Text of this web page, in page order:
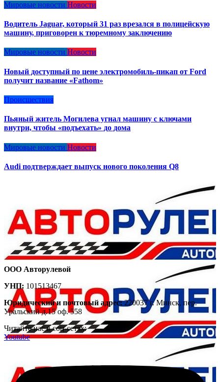
Мировые новости Новости
Водитель Jaguar, который 31 раз врезался в полицейскую
машину, приговорен к тюремному заключению
Мировые новости Новости
Новый доступный по цене электромобиль-пикап от Ford
получит название «Fathom»
Происшествия
Пьяный житель Могилева угнал машину с ключами
внутри, чтобы «подъехать» до дома
Мировые новости Новости
Audi подтверждает выпуск нового поколения Q8
ООО Авторулевой
УНП: 101513467
Юридический и почтовый адрес:220037 г. Минск, пер.
Уральский д.15 оф. 558
Читайте нас в соц-сетях:
Youtube